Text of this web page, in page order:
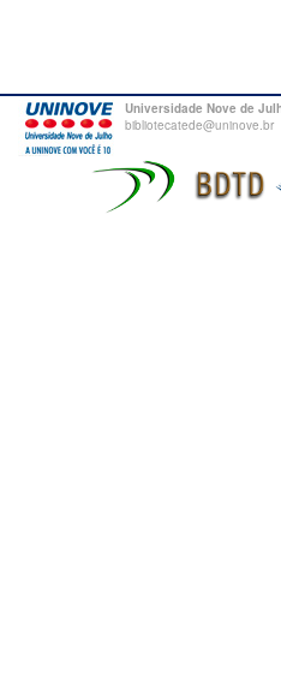
Universidade Nove de
bibliotecatede@uninove.br